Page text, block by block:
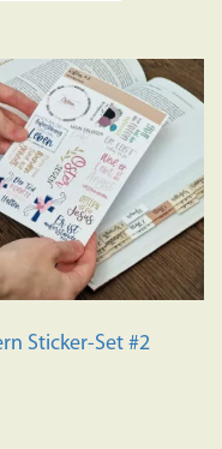
Sticker-Set #2